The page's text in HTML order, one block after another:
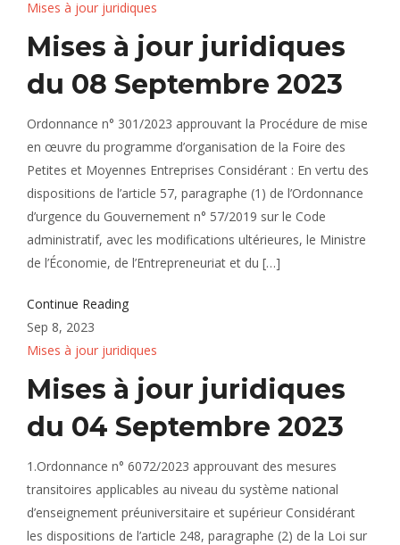
Mises à jour juridiques
Mises à jour juridiques
du 08 Septembre 2023
Ordonnance n° 301/2023 approuvant la Procédure de mise
en œuvre du programme d’organisation de la Foire des
Petites et Moyennes Entreprises Considérant : En vertu des
dispositions de l’article 57, paragraphe (1) de l’Ordonnance
d’urgence du Gouvernement n° 57/2019 sur le Code
administratif, avec les modifications ultérieures, le Ministre
de l’Économie, de l’Entrepreneuriat et du […]
Continue Reading
Sep 8, 2023
Mises à jour juridiques
Mises à jour juridiques
du 04 Septembre 2023
1.Ordonnance n° 6072/2023 approuvant des mesures
transitoires applicables au niveau du système national
d’enseignement préuniversitaire et supérieur Considérant
les dispositions de l’article 248, paragraphe (2) de la Loi sur